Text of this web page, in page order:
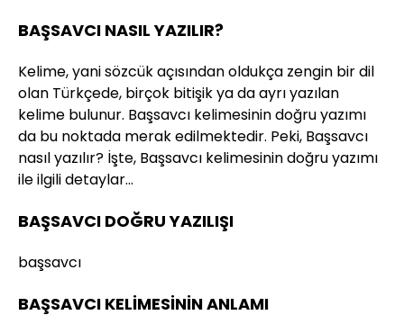
BAŞSAVCI NASIL YAZILIR?
Kelime, yani sözcük açısından oldukça zengin bir dil
olan Türkçede, birçok bitişik ya da ayrı yazılan
kelime bulunur. Başsavcı kelimesinin doğru yazımı
da bu noktada merak edilmektedir. Peki, Başsavcı
nasıl yazılır? İşte, Başsavcı kelimesinin doğru yazımı
ile ilgili detaylar…
BAŞSAVCI DOĞRU YAZILIŞI
başsavcı
BAŞSAVCI KELİMESİNİN ANLAMI